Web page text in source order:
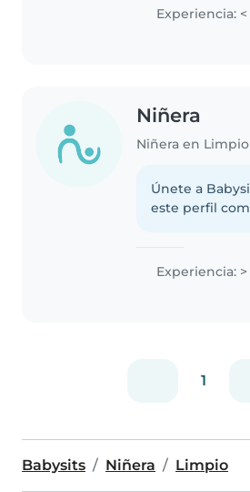
Experiencia: <
Niñera
Niñera en Limpio
Únete a
este perfil
Experiencia:
1
Babysits Niñera Limpio